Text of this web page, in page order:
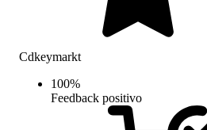
Cdkeymarkt
100%
Feedback positivo